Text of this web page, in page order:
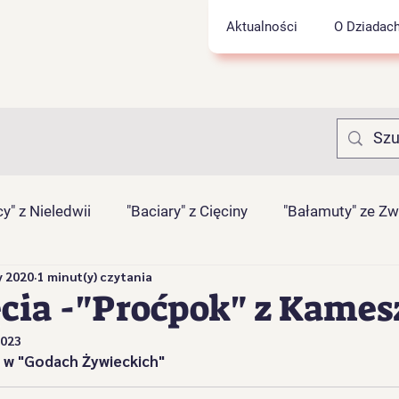
Aktualności O
z Nieledwii "Baciary" z Cięciny "Bałamuty" ze
z Łyngu "Juhasy" z Szarego
z Nieledwii
-"Proćpok" z
2020 1 minut(y) czytania
"Godach Żywieckich"